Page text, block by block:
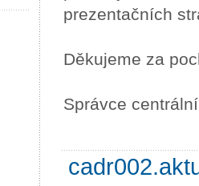
prezentačních
Děkujeme za
Správce